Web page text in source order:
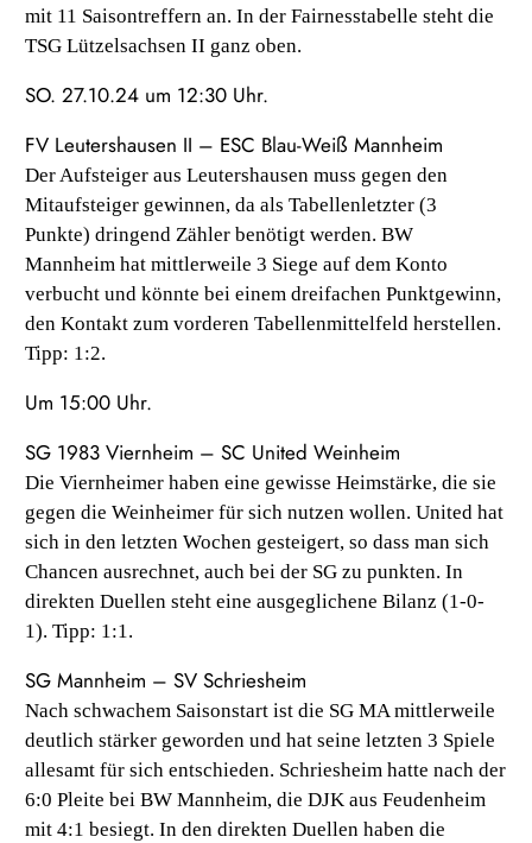
mit 11 Saisontreffern an. In der Fairnesstabelle steht die
TSG Lützelsachsen II ganz oben.
SO. 27.10.24 um 12:30 Uhr.
FV Leutershausen II – ESC Blau-Weiß Mannheim
Der Aufsteiger aus Leutershausen muss gegen den
Mitaufsteiger gewinnen, da als Tabellenletzter (3
Punkte) dringend Zähler benötigt werden. BW
Mannheim hat mittlerweile 3 Siege auf dem Konto
verbucht und könnte bei einem dreifachen Punktgewinn,
den Kontakt zum vorderen Tabellenmittelfeld herstellen.
Tipp: 1:2.
Um 15:00 Uhr.
SG 1983 Viernheim – SC United Weinheim
Die Viernheimer haben eine gewisse Heimstärke, die sie
gegen die Weinheimer für sich nutzen wollen. United hat
sich in den letzten Wochen gesteigert, so dass man sich
Chancen ausrechnet, auch bei der SG zu punkten. In
direkten Duellen steht eine ausgeglichene Bilanz (1-0-
1). Tipp: 1:1.
SG Mannheim – SV Schriesheim
Nach schwachem Saisonstart ist die SG MA mittlerweile
deutlich stärker geworden und hat seine letzten 3 Spiele
allesamt für sich entschieden. Schriesheim hatte nach der
6:0 Pleite bei BW Mannheim, die DJK aus Feudenheim
mit 4:1 besiegt. In den direkten Duellen haben die